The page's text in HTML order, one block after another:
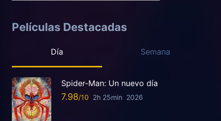
Películas Destacadas
Día Semana
Spider-Man: Un nuevo día
7.98 2h 25min 2026